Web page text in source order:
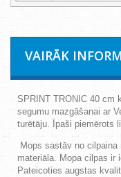
VAIRĀK
SPRINT TRONIC 40 cm
segumu mazgāšanai ar
turētāju. Īpaši piemērots
Mops sastāv no
materiāla. Mopa cilpas ir
Pateicoties augstas